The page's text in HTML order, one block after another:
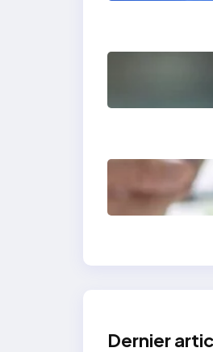
Dernier